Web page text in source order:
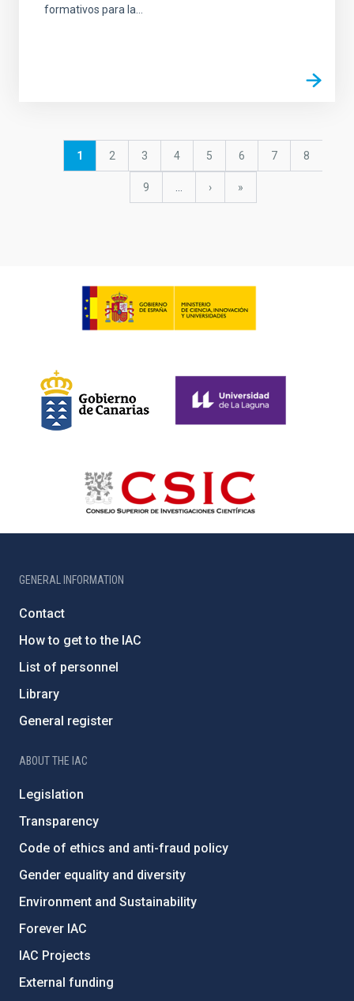
formativos para la...
Current
1 Page
2 Page
3 Page
4 Page
5 Page
6 Page
7 Page
8
Page
9
Next
›
last
»
GENERAL INFORMATION
Contact
How to get to the IAC
List of personnel
Library
General register
ABOUT THE IAC
Legislation
Transparency
Code of ethics and anti-fraud policy
Gender equality and diversity
Environment and Sustainability
Forever IAC
IAC Projects
External funding